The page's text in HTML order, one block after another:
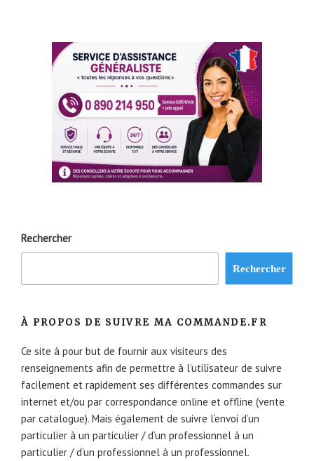
Rechercher
Rechercher
À PROPOS DE SUIVRE MA COMMANDE.FR
Ce site à pour but de fournir aux visiteurs des
renseignements afin de permettre à l’utilisateur de suivre
facilement et rapidement ses différentes commandes sur
internet et/ou par correspondance online et offline (vente
par catalogue). Mais également de suivre l’envoi d’un
particulier à un particulier / d’un professionnel à un
particulier / d’un professionnel à un professionnel.